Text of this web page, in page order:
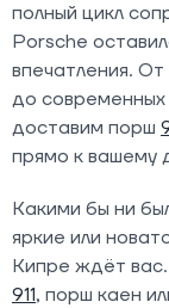
полный цикл
Porsche
впечатления.
до
доставим порш
прямо к вашему
Какими бы ни
яркие или
Кипре ждёт
911, порш каен